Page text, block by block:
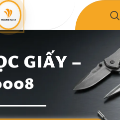
GIẤY –